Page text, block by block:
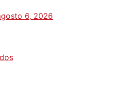
6, 2026